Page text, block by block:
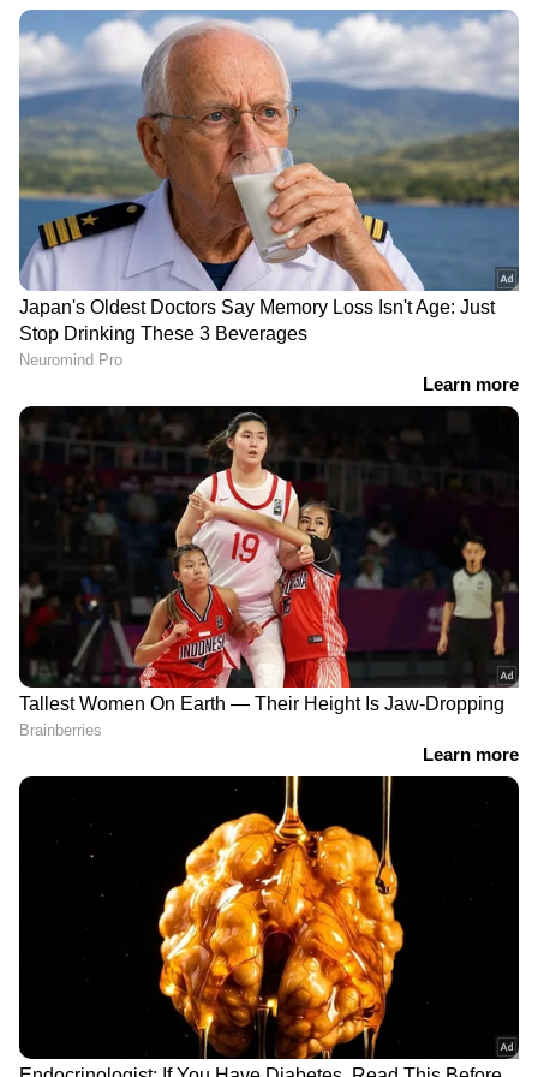
ഹിമാചൽ പ്രദേശിൽ ഇഞ്ചാടിഞ്ച്
മത്സരമാണെങ്കിലും ചരിത്രം തിരുത്തി ബിജെപി
അധികാര തുടർച്ച
നേടിയേക്കാമെന്നുമായിരുന്നു ഭൂരിഭാഗം
എക്സിറ്റ് പോളുകളുടെയും പ്രവചനം.
ഹിമാചലിൽ കോൺഗ്രസ് അധികാരത്തിൽ
DOWNLOAD APP
ഇന്ത്യയിലെയും ലോകമെമ്പാടുമുള്ള എല്ലാ
India Newsഅറിയാൻ എപ്പോഴും ഏഷ്യാനെറ്റ്
ന്യൂസ് വാർത്തകൾ.Malayalam News
തത്സമയ അപ്‌ഡേറ്റുകളും ആഴത്തിലുള്ള
വിശകലനവും സമഗ്രമായ റിപ്പോർട്ടിംഗും —
എല്ലാം ഒരൊറ്റ സ്ഥലത്ത്. ഏത് സമയത്തും,
എവിടെയും വിശ്വസനീയമായ വാർത്തകൾ
ലഭിക്കാൻAsianet News Malayalam
RECOMMENDED STORIES